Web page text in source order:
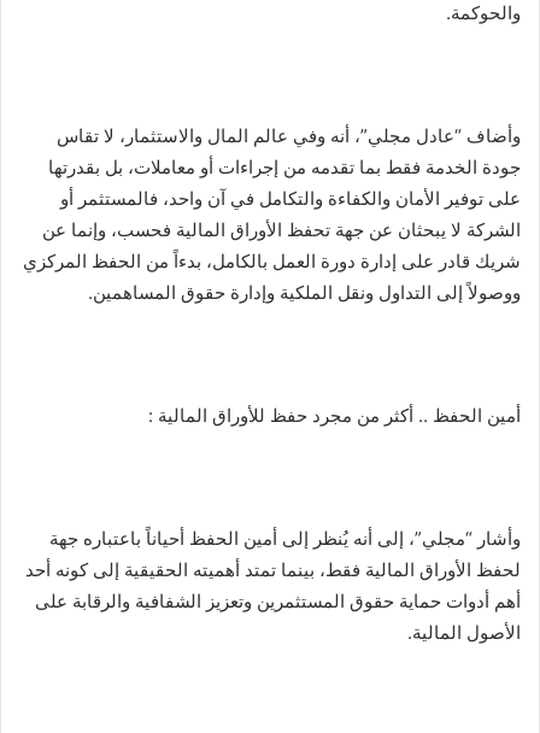
والحوكمة.
وأضاف “عادل مجلي”، أنه وفي عالم المال والاستثمار، لا تقاس
جودة الخدمة فقط بما تقدمه من إجراءات أو معاملات، بل بقدرتها
على توفير الأمان والكفاءة والتكامل في آن واحد، فالمستثمر أو
الشركة لا يبحثان عن جهة تحفظ الأوراق المالية فحسب، وإنما عن
شريك قادر على إدارة دورة العمل بالكامل، بدءاً من الحفظ المركزي
ووصولاً إلى التداول ونقل الملكية وإدارة حقوق المساهمين.
أمين الحفظ .. أكثر من مجرد حفظ للأوراق المالية :
وأشار “مجلي”، إلى أنه يُنظر إلى أمين الحفظ أحياناً باعتباره جهة
لحفظ الأوراق المالية فقط، بينما تمتد أهميته الحقيقية إلى كونه أحد
أهم أدوات حماية حقوق المستثمرين وتعزيز الشفافية والرقابة على
الأصول المالية.